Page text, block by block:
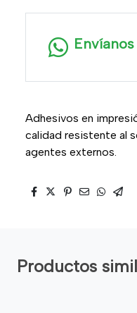
Adhesivos en
calidad resistente al
agentes externos.
Productos